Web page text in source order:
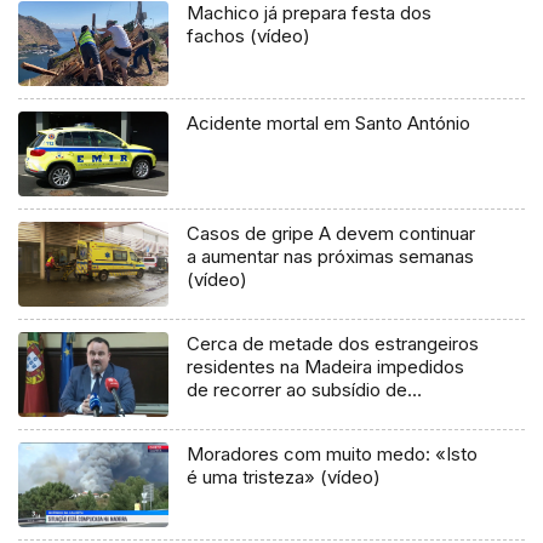
Machico já prepara festa dos
fachos (vídeo)
Acidente mortal em Santo António
Casos de gripe A devem continuar
a aumentar nas próximas semanas
(vídeo)
Cerca de metade dos estrangeiros
residentes na Madeira impedidos
de recorrer ao subsídio de
Moradores com muito medo: «Isto
é uma tristeza» (vídeo)